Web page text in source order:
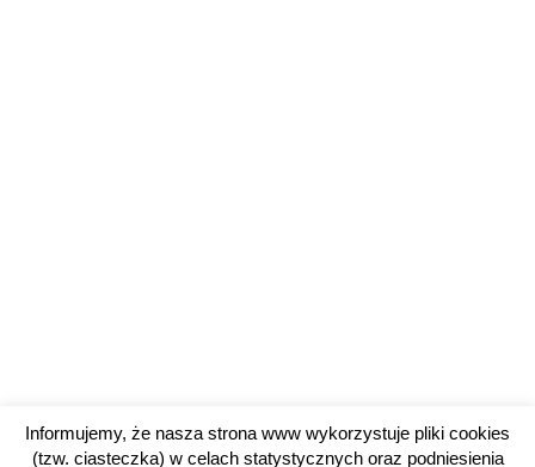
Informujemy, że nasza strona www wykorzystuje pliki cookies
(tzw. ciasteczka) w celach statystycznych oraz podniesienia